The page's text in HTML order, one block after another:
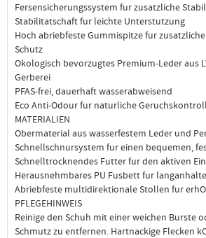
Fersensicherungssystem fur zusatzliche
Stabilitatschaft fur leichte Unterstutzung
Hoch abriebfeste Gummispitze fur
Schutz
Okologisch bevorzugtes Premium-Leder aus
Gerberei
PFAS-frei, dauerhaft wasserabweisend
Eco Anti-Odour fur naturliche
MATERIALIEN
Obermaterial aus wasserfestem Leder und
Schnellschnursystem fur einen bequemen,
Schnelltrocknendes Futter fur den aktiven
Herausnehmbares PU Fusbett fur
Abriebfeste multidirektionale Stollen fur
PFLEGEHINWEIS
Reinige den Schuh mit einer weichen Burste
Schmutz zu entfernen. Hartnackige Flecken